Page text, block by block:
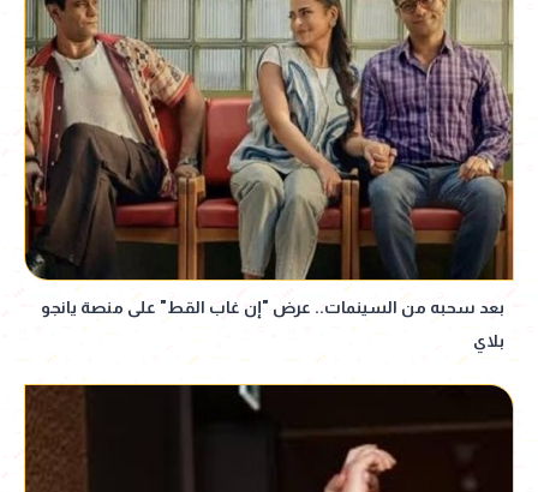
بعد سحبه من السينمات.. عرض "إن غاب القط" على منصة يانجو
بلاي